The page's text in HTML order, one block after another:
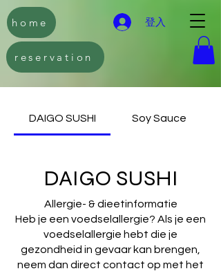
登入
reservation
home
DAIGO SUSHI Soy Sauce
DAIGO SUSHI
Allergie- & dieetinformatie
Heb je een voedselallergie? Als je een
voedselallergie hebt die je
gezondheid in gevaar kan brengen,
neem dan direct contact op met het